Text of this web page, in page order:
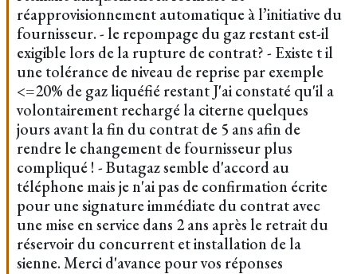
réapprovisionnement automatique à l’initiative du
fournisseur. - le repompage du gaz restant est-il
exigible lors de la rupture de contrat? - Existe t il
une tolérance de niveau de reprise par exemple
<=20% de gaz liquéfié restant J'ai constaté qu'il a
volontairement rechargé la citerne quelques
jours avant la fin du contrat de 5 ans afin de
rendre le changement de fournisseur plus
compliqué ! - Butagaz semble d'accord au
téléphone mais je n'ai pas de confirmation écrite
pour une signature immédiate du contrat avec
une mise en service dans 2 ans après le retrait du
réservoir du concurrent et installation de la
sienne. Merci d'avance pour vos réponses